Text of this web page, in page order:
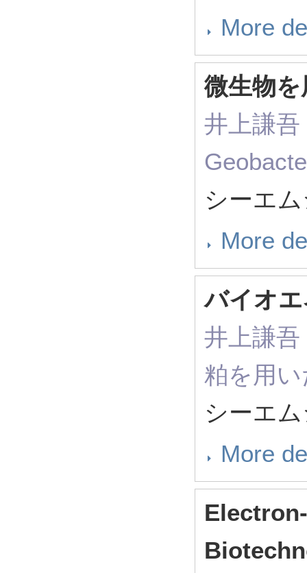
More
微生物
井上謙
シーエ
More
バイオ
井上謙
粕を用
シーエ
More